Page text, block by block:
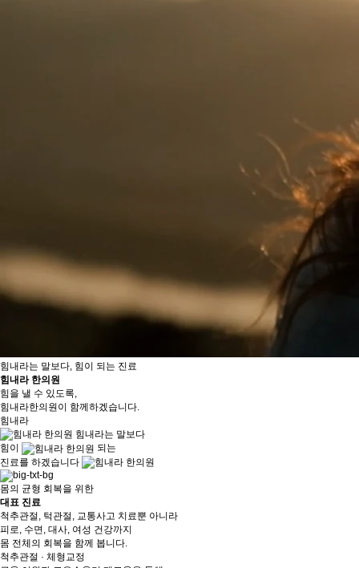
힘내라는 말보다, 힘이 되는 진료
힘내라 한의원
힘을 낼 수 있도록,
힘내라한의원이 함께하겠습니다.
힘내라
힘내라는 말보다
힘이
되는
진료 를 하겠습니다
몸의 균형 회복을 위한
대표 진료
척추관절, 턱관절, 교통사고 치료뿐 아니라
피로, 수면, 대사, 여성 건강까지
몸 전체의 회복을 함께 봅니다.
척추관절 · 체형교정